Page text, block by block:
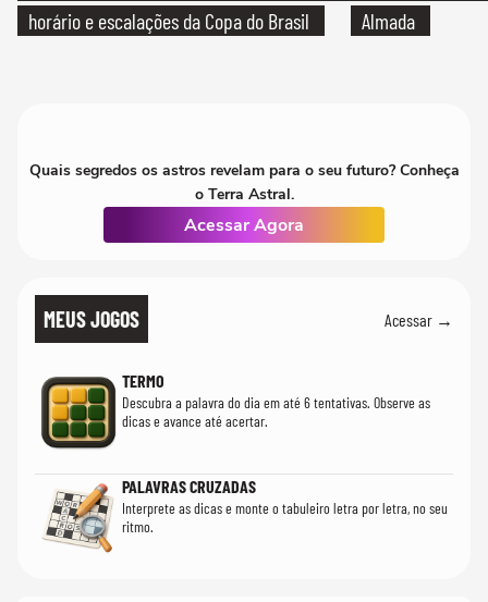
horário e escalações da Copa do Brasil
Almada
Quais segredos os astros revelam para o seu futuro? Conheça
o Terra Astral.
Acessar Agora
MEUS JOGOS Acessar →
TERMO
Descubra a palavra do dia em até 6 tentativas. Observe as
dicas e avance até acertar.
PALAVRAS CRUZADAS
Interprete as dicas e monte o tabuleiro letra por letra, no seu
ritmo.